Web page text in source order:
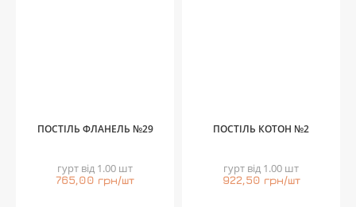
ПОСТІЛЬ ФЛАНЕЛЬ №29
гурт від 1.00 шт
765,00 грн/шт
ПОСТІЛЬ КОТОН №2
гурт від 1.00 шт
922,50 грн/шт